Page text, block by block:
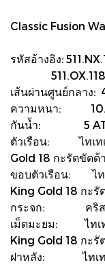
Classic Fusion
รหัสอ้างอิง:
เส้นผ่านศูนย์กลาง:
ความหนา:
กันน้ำ: 5 ATM
ตัวเรือน: ไทเทเ
Gold 18 กะรัตขัดด้
ขอบตัวเรือน: ไทเ
King Gold 18 กะรั
กระจก: คริสตัล
เม็ดมะยม: ไทเท
King Gold 18 กะรั
ฝาหลัง: ไทเทเนี